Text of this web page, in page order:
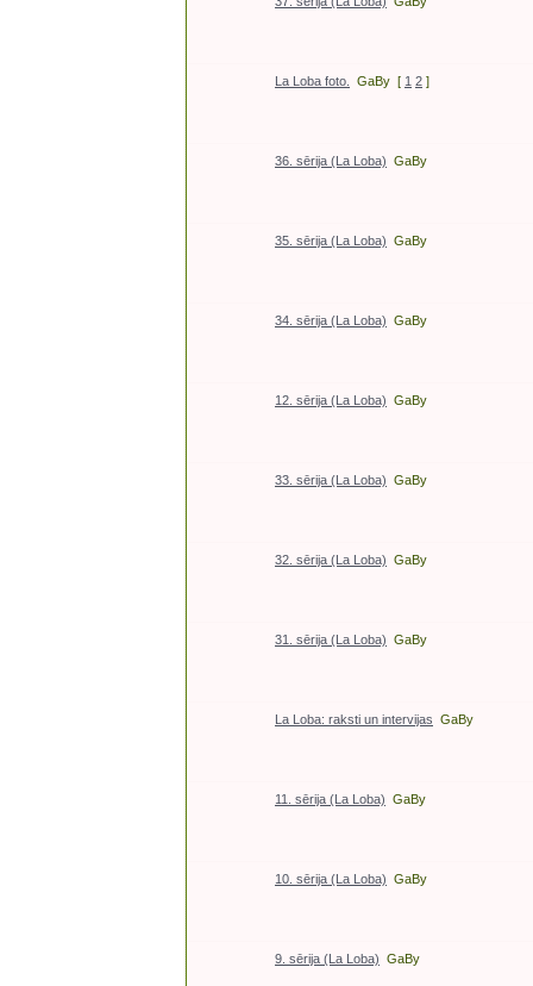
La Loba foto. GaBy [ 1 2 ]
36. sērija (La Loba) GaBy
35. sērija (La Loba) GaBy
34. sērija (La Loba) GaBy
12. sērija (La Loba) GaBy
33. sērija (La Loba) GaBy
32. sērija (La Loba) GaBy
31. sērija (La Loba) GaBy
La Loba: raksti un intervijas GaBy
11. sērija (La Loba) GaBy
10. sērija (La Loba) GaBy
9. sērija (La Loba) GaBy